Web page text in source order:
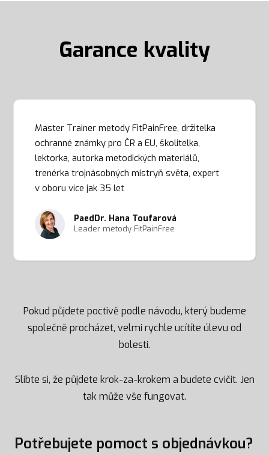
Garance kvality
Master Trainer metody FitPainFree, držitelka
ochranné známky pro ČR a EU, školitelka,
lektorka, autorka metodických materiálů,
trenérka trojnásobných mistryň světa, expert
v oboru více jak 35 let
PaedDr. Hana Toufarová
Leader metody FitPainFree
Pokud půjdete poctivě podle návodu, který budeme
společně procházet, velmi rychle ucítíte úlevu od
bolesti.
Slibte si, že půjdete krok-za-krokem a budete cvičit. Jen
tak může vše fungovat.
Potřebujete pomoct s objednávkou?